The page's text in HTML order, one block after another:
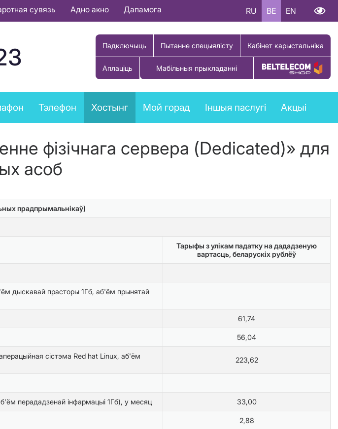
сувязь Адно акно Дапамога RU BE EN
Падключыць Пытанне спецыялісту Кабінет карыстальніка
Аплаціць Мабільныя прыкладанні Купіць тавар
Тэлефон Хостынг Мой горад Іншыя паслугі Акцыі
фізічнага сервера (Dedicated)» для
асоб
прадпрымальнікаў)
Тарыфы з улікам падатку на дададзеную
вартасць, беларускіх рублёў
дыскавай прасторы 1Гб, аб'ём прынятай
61,74
56,04
сістэма Red hat Linux, аб'ём
223,62
перададзенай інфармацыі 1Гб), у месяц 33,00
2,88